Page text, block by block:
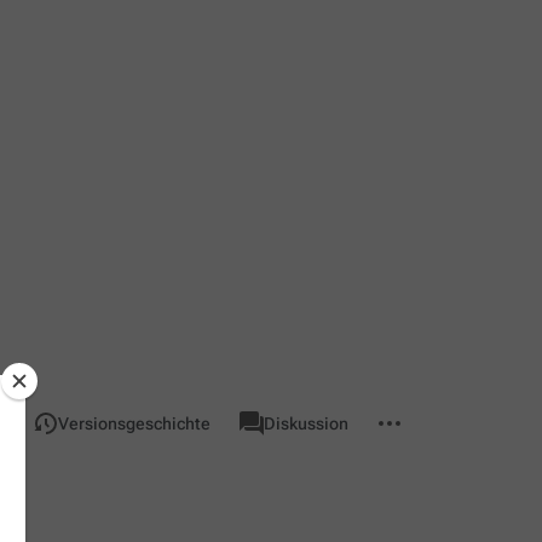
Versionsgeschichte
associated-
pages
SeiteDiskussion
Aktionen